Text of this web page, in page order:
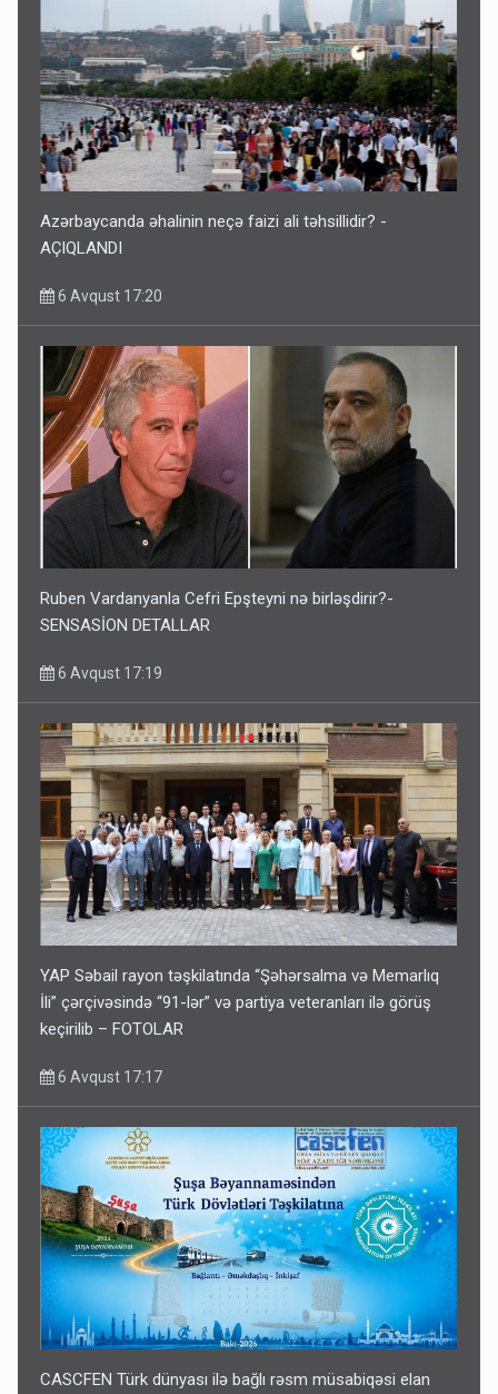
Azərbaycanda əhalinin neçə faizi ali təhsillidir? -
AÇIQLANDI
6 Avqust 17:20
Ruben Vardanyanla Cefri Epşteyni nə birləşdirir?-
SENSASİON DETALLAR
6 Avqust 17:19
YAP Səbail rayon təşkilatında “Şəhərsalma və Memarlıq
İli” çərçivəsində “91-lər” və partiya veteranları ilə görüş
keçirilib – FOTOLAR
6 Avqust 17:17
CASCFEN Türk dünyası ilə bağlı rəsm müsabiqəsi elan